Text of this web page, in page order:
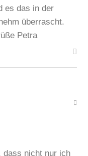
es das in der
überrascht.
Petra
dass nicht nur ich